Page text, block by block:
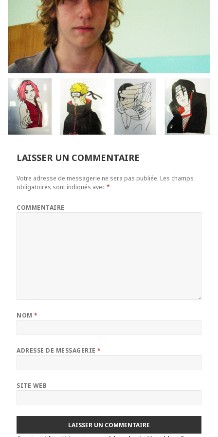
LAISSER UN COMMENTAIRE
Votre adresse de messagerie ne sera pas publiée. Les champs
obligatoires sont indiqués avec*
COMMENTAIRE
NOM*
ADRESSE DE MESSAGERIE*
SITE WEB